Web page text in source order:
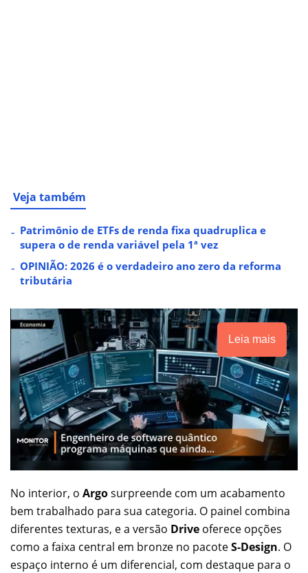
Veja também
Patrimônio de ETFs de renda fixa quadruplica e
supera o de renda variável pela 1ª vez
OPINIÃO: 2026 é o verdadeiro ano zero da reforma
tributária
Leia mais
No interior, o Argosurpreende com um acabamento
bem trabalhado para sua categoria. O painel combina
diferentes texturas, e a versão Drive oferece opções
como a faixa central em bronze no pacoteS-Design. O
espaço interno é um diferencial, com destaque para o